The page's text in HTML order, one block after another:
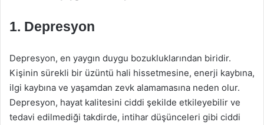
1. Depresyon
Depresyon, en yaygın duygu bozukluklarından biridir.
Kişinin sürekli bir üzüntü hali hissetmesine, enerji kaybına,
ilgi kaybına ve yaşamdan zevk alamamasına neden olur.
Depresyon, hayat kalitesini ciddi şekilde etkileyebilir ve
tedavi edilmediği takdirde, intihar düşünceleri gibi ciddi